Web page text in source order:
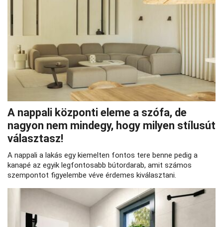
A nappali központi eleme a szófa, de
nagyon nem mindegy, hogy milyen stílusút
választasz!
A nappali a lakás egy kiemelten fontos tere benne pedig a
kanapé az egyik legfontosabb bútordarab, amit számos
szempontot figyelembe véve érdemes kiválasztani.